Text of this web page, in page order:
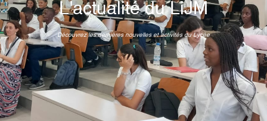
L'actualité du LiJM
Découvrez les dernières nouvelles et activités du Lycée